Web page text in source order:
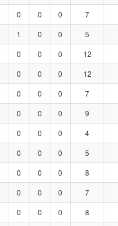
0 0 0 7
1 0 0 5
0 0 0 12
0 0 0 12
0 0 0 7
0 0 0 9
0 0 0 4
0 0 0 5
0 0 0 8
0 0 0 7
0 0 0 8